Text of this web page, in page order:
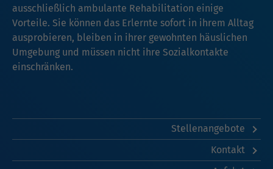
ausschließlich ambulante Rehabilitation einige
Vorteile. Sie können das Erlernte sofort in ihrem Alltag
ausprobieren, bleiben in ihrer gewohnten häuslichen
Umgebung und müssen nicht ihre Sozialkontakte
einschränken.
Stellenangebote
Kontakt